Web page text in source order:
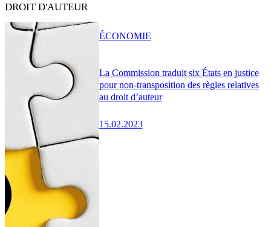
DROIT D'AUTEUR
La Commission traduit six États en justice
pour non-transposition des règles relatives
au droit d’auteur
15.02.2023
ÉCONOMIE